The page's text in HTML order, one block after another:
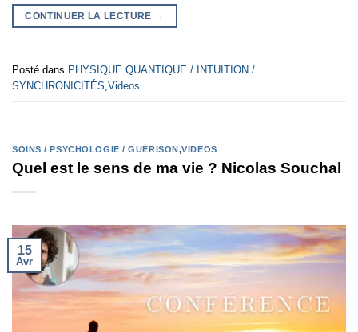
CONTINUER LA LECTURE →
Posté dans PHYSIQUE QUANTIQUE / INTUITION /
SYNCHRONICITÉS,Videos
SOINS / PSYCHOLOGIE / GUÉRISON,VIDEOS
Quel est le sens de ma vie ? Nicolas Souchal
15
Avr